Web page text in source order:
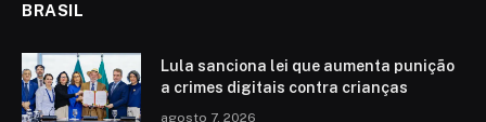
BRASIL
Lula sanciona lei que aumenta punição
a crimes digitais contra crianças
agosto 7, 2026